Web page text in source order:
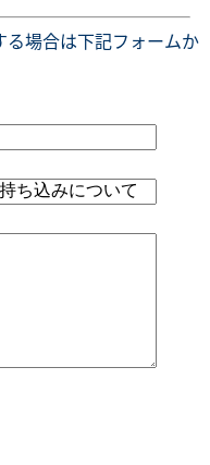
る場合は下記フォームか